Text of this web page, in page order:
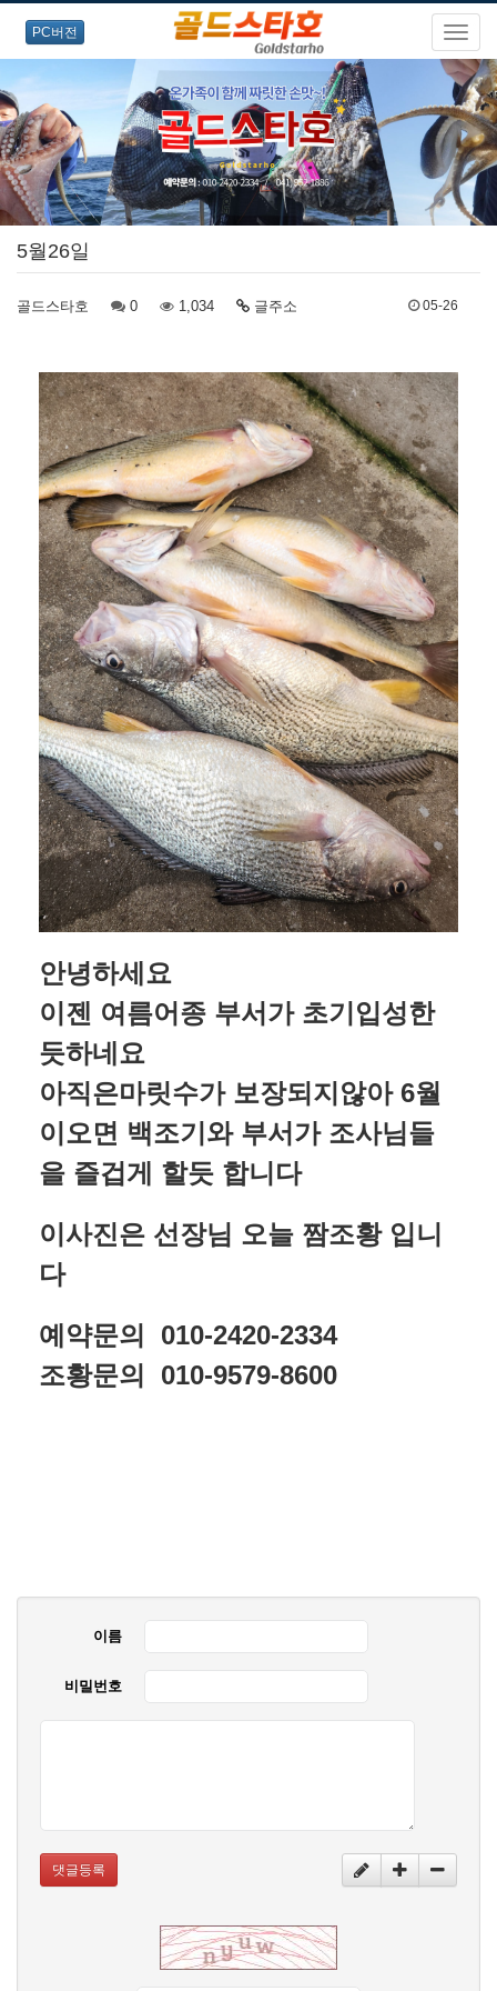
PC버전
5월26일
골드스타호 0 1,034 글주소 05-26
안녕하세요
이젠 여름어종 부서가 초기입성한
듯하네요
아직은마릿수가 보장되지않아 6월
이오면 백조기와 부서가 조사님들
을 즐겁게 할듯 합니다
이사진은 선장님 오늘 짬조황 입니
다
예약문의 010-2420-2334
조황문의 010-9579-8600
이름
비밀번호
댓글등록